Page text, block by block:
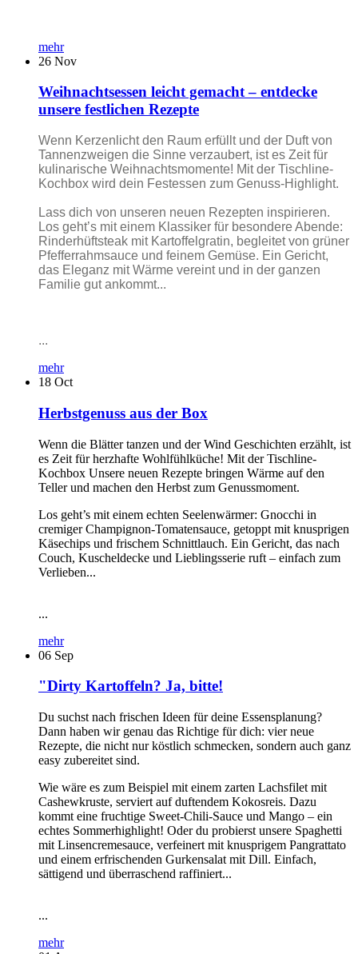
mehr
26 Nov
Weihnachtsessen leicht gemacht – entdecke
unsere festlichen Rezepte
Wenn Kerzenlicht den Raum erfüllt und der Duft von
Tannenzweigen die Sinne verzaubert, ist es Zeit für
kulinarische Weihnachtsmomente! Mit der Tischline-
Kochbox wird dein Festessen zum Genuss-Highlight.
Lass dich von unseren neuen Rezepten inspirieren.
Los geht’s mit einem Klassiker für besondere Abende:
Rinderhüftsteak mit Kartoffelgratin, begleitet von grüner
Pfefferrahmsauce und feinem Gemüse. Ein Gericht,
das Eleganz mit Wärme vereint und in der ganzen
Familie gut ankommt...
...
mehr
18 Oct
Herbstgenuss aus der Box
Wenn die Blätter tanzen und der Wind Geschichten erzählt, ist
es Zeit für herzhafte Wohlfühlküche! Mit der Tischline-
Kochbox Unsere neuen Rezepte bringen Wärme auf den
Teller und machen den Herbst zum Genussmoment.
Los geht’s mit einem echten Seelenwärmer: Gnocchi in
cremiger Champignon-Tomatensauce, getoppt mit knusprigen
Käsechips und frischem Schnittlauch. Ein Gericht, das nach
Couch, Kuscheldecke und Lieblingsserie ruft – einfach zum
Verlieben...
...
mehr
06 Sep
"Dirty Kartoffeln? Ja, bitte!
Du suchst nach frischen Ideen für deine Essensplanung?
Dann haben wir genau das Richtige für dich: vier neue
Rezepte, die nicht nur köstlich schmecken, sondern auch ganz
easy zubereitet sind.
Wie wäre es zum Beispiel mit einem zarten Lachsfilet mit
Cashewkruste, serviert auf duftendem Kokosreis. Dazu
kommt eine fruchtige Sweet-Chili-Sauce und Mango – ein
echtes Sommerhighlight! Oder du probierst unsere Spaghetti
mit Linsencremesauce, verfeinert mit knusprigem Pangrattato
und einem erfrischenden Gurkensalat mit Dill. Einfach,
sättigend und überraschend raffiniert...
...
mehr